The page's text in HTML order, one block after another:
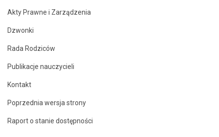
Akty Prawne i Zarządzenia
Dzwonki
Rada Rodziców
Publikacje nauczycieli
Kontakt
Poprzednia wersja strony
Raport o stanie dostępności